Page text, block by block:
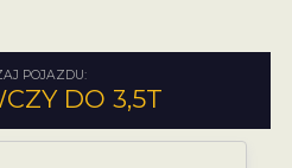
POJAZDU:
DO 3,5T